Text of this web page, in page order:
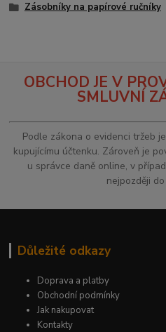
Zásobníky na papírové ručníky
OBCHOD JE V
SMLUVNÍ
Podle zákona o evidenci tržeb
kupujícímu účtenku. Zároveň je
u správce daně online, v
nejpozději
Důležité odkazy
Doprava a platby
Obchodní podmínky
Jak nakupovat
Kontakty